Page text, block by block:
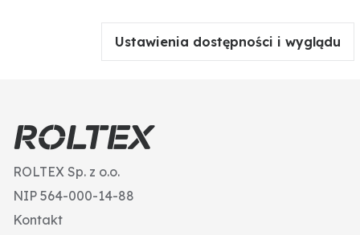
Ustawienia dostępności i wyglądu
ROLTEX Sp. z o.o.
NIP 564-000-14-88
Kontakt